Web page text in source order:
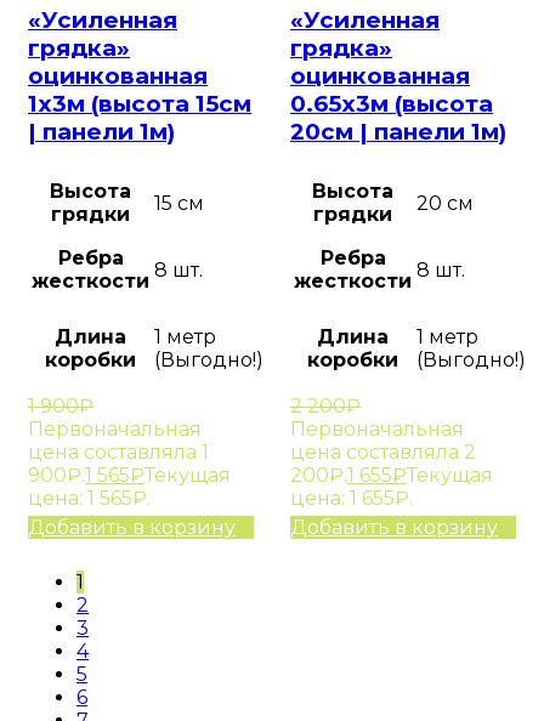
«Усиленная
грядка»
оцинкованная
1х3м (высота 15см
| панели 1м)
Высота
грядки
15 см
Ребра
жесткости 8 шт.
Длина
коробки
1 метр
(Выгодно!)
1 900₽
Первоначальная
цена составляла 1
900₽.1 565₽Текущая
цена: 1 565₽.
Добавить в корзину
«Усиленная
грядка»
оцинкованная
0.65х3м (высота
20см | панели 1м)
Высота
грядки
20 см
Ребра
жесткости 8 шт.
Длина
коробки
1 метр
(Выгодно!)
2 200₽
Первоначальная
цена составляла 2
200₽.1 655₽Текущая
цена: 1 655₽.
Добавить в корзину
1
2
3
4
5
6